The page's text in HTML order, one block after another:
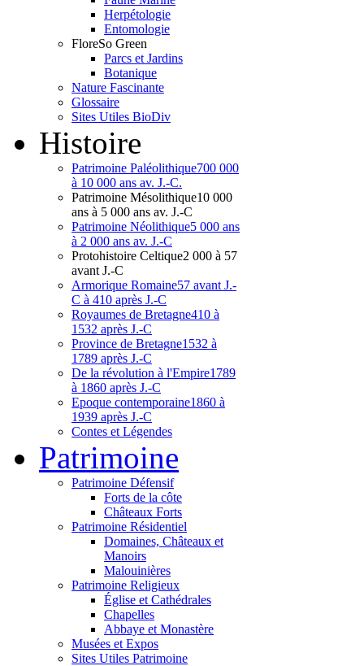
Herpétologie
Entomologie
FloreSo Green
Parcs et Jardins
Botanique
Nature Fascinante
Glossaire
Sites Utiles BioDiv
Histoire
Patrimoine Paléolithique700 000
à 10 000 ans av. J.-C.
Patrimoine Mésolithique10 000
ans à 5 000 ans av. J.-C
Patrimoine Néolithique5 000 ans
à 2 000 ans av. J.-C
Protohistoire Celtique2 000 à 57
avant J.-C
Armorique Romaine57 avant J.-
C à 410 après J.-C
Royaumes de Bretagne410 à
1532 après J.-C
Province de Bretagne1532 à
1789 après J.-C
De la révolution à l'Empire1789
à 1860 après J.-C
Epoque contemporaine1860 à
1939 après J.-C
Contes et Légendes
Patrimoine
Patrimoine Défensif
Forts de la côte
Châteaux Forts
Patrimoine Résidentiel
Domaines, Châteaux et
Manoirs
Malouinières
Patrimoine Religieux
Église et Cathédrales
Chapelles
Abbaye et Monastère
Musées et Expos
Sites Utiles Patrimoine